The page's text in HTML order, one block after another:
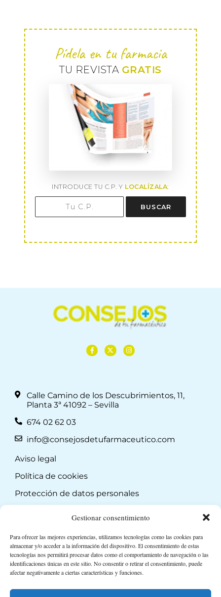
Gestionar consentimiento
Para ofrecer las mejores experiencias, utilizamos tecnologías como las cookies para
almacenar y/o acceder a la información del dispositivo. El consentimiento de estas
tecnologías nos permitirá procesar datos como el comportamiento de navegación o las
identificaciones únicas en este sitio. No consentir o retirar el consentimiento, puede
afectar negativamente a ciertas características y funciones.
Pídela en tu farmacia
TU REVISTA GRATIS
INTRODUCE TU C.P. Y LOCALÍZALA:
BUSCAR
Calle Camino de los Descubrimientos, 11,
Planta 3ª 41092 – Sevilla
674 02 62 03
info@consejosdetufarmaceutico.com
Aviso legal
Política de cookies
Protección de datos personales